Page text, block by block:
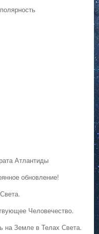
Атлантиды
обновление!
Человечество.
на Земле в Телах Света.